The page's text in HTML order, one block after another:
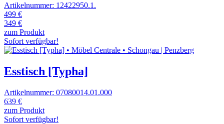
Artikelnummer: 12422950.1.
499 €
349 €
zum Produkt
Sofort verfügbar!
Esstisch [Typha]
Artikelnummer: 07080014.01.000
639 €
zum Produkt
Sofort verfügbar!